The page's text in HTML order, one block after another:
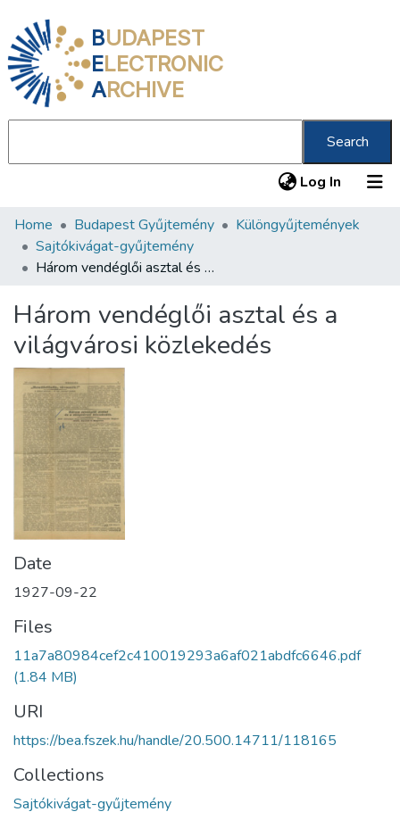
BUDAPEST
ELECTRONIC
ARCHIVE
Search
Log In (current)
Communities & Collections
All of DSpace
About us
Home Budapest Gyűjtemény
Különgyűjtemények
Sajtókivágat-gyűjtemény
Három vendéglői asztal és a világvárosi közlekedés
Három vendéglői asztal és a
világvárosi közlekedés
Date
1927-09-22
Files
11a7a80984cef2c410019293a6af021abdfc6646.pdf
(1.84 MB)
URI
https://bea.fszek.hu/handle/20.500.14711/118165
Collections
Sajtókivágat-gyűjtemény